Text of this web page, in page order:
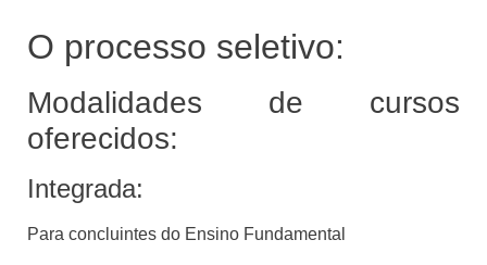
O processo seletivo:
Modalidades de cursos
oferecidos:
Integrada:
Para concluintes do Ensino Fundamental